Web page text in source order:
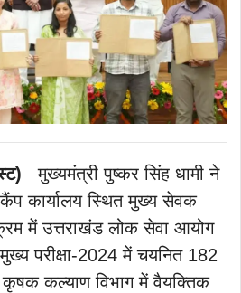
मुख्यमंत्री पुष्कर सिंह धामी ने
कार्यालय स्थित मुख्य सेवक
में उत्तराखंड लोक सेवा आयोग
मुख्य परीक्षा-2024 में चयनित 182
कृषक कल्याण विभाग में वैयक्तिक